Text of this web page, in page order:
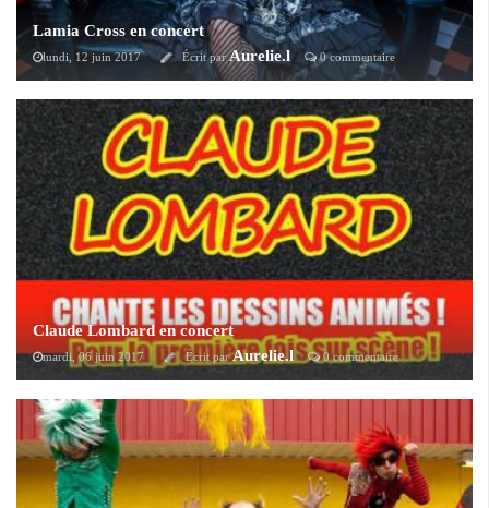
Lamia Cross en concert
lundi, 12 juin 2017 Écrit parAurelie.l 0 commentaire
Le groupe LAMIA CROSS, formation franco-japonaise, sera en concert
le jeudi 22 juin prochain au Cavern Club (Paris - 6ème arrondissement).
Claude Lombard en concert
mardi, 06 juin 2017 Écrit parAurelie.l 0 commentaire
Le 30 septembre prochain, Claude Lombard reprend pour la première
fois sur scène une large sélection de ses génériques de dessins animés à
La Cigale (Paris).